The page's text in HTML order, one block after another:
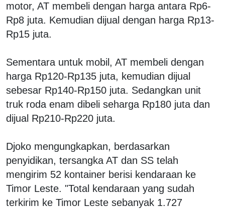
motor, AT membeli dengan harga antara Rp6-
Rp8 juta. Kemudian dijual dengan harga Rp13-
Rp15 juta.
Sementara untuk mobil, AT membeli dengan
harga Rp120-Rp135 juta, kemudian dijual
sebesar Rp140-Rp150 juta. Sedangkan unit
truk roda enam dibeli seharga Rp180 juta dan
dijual Rp210-Rp220 juta.
Djoko mengungkapkan, berdasarkan
penyidikan, tersangka AT dan SS telah
mengirim 52 kontainer berisi kendaraan ke
Timor Leste. "Total kendaraan yang sudah
terkirim ke Timor Leste sebanyak 1.727